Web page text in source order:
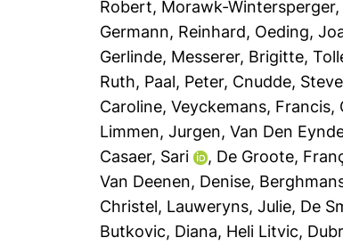
Robert, Morawk-Wintersperger,
Germann, Reinhard, Oeding,
Gerlinde, Messerer, Brigitte,
Ruth, Paal, Peter, Cnudde,
Caroline,Veyckemans, Francis,
Limmen, Jurgen,Van Den
Casaer, Sari
, De Groote,
Van Deenen, Denise,
Christel, Lauweryns, Julie, De
Butkovic, Diana, Heli Litvic,